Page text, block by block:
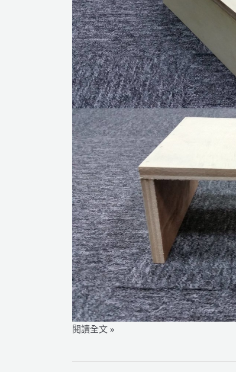
2015
閱讀全文 »